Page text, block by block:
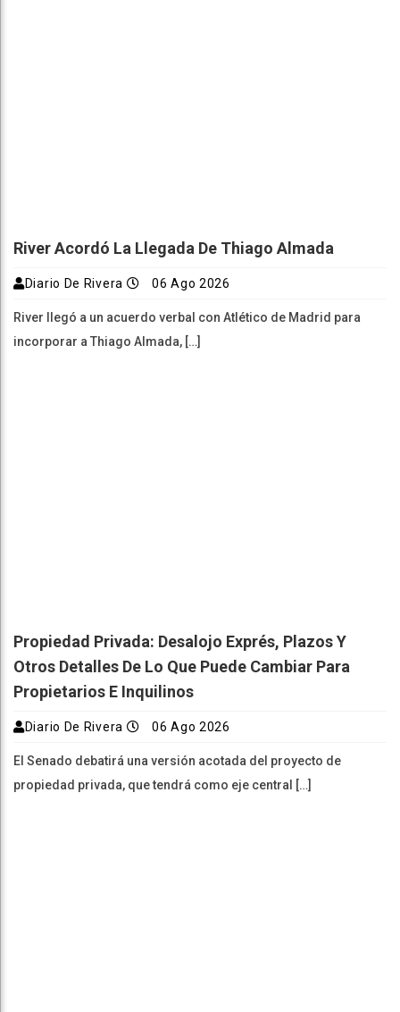
River Acordó La Llegada De Thiago Almada
Diario De Rivera 06 Ago 2026
River llegó a un acuerdo verbal con Atlético de Madrid para
incorporar a Thiago Almada, […]
Propiedad Privada: Desalojo Exprés, Plazos Y
Otros Detalles De Lo Que Puede Cambiar Para
Propietarios E Inquilinos
Diario De Rivera 06 Ago 2026
El Senado debatirá una versión acotada del proyecto de
propiedad privada, que tendrá como eje central […]